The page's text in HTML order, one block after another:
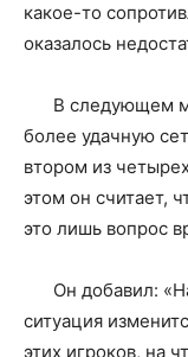
какое-то
оказалось
В следующем
более удачную
втором из
этом он считает,
это лишь вопрос
Он добавил:
ситуация
этих игроков, на